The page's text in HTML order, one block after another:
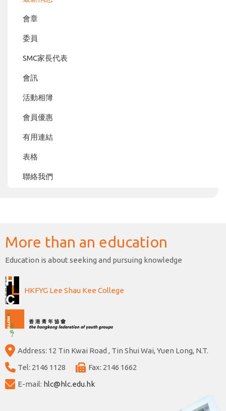
會章
委員
SMC家長代表
會訊
活動相簿
會員優惠
有用連結
表格
聯絡我們
More than an education
Education is about seeking and pursuing knowledge
HKFYG Lee Shau Kee College
Address: 12 Tin Kwai Road , Tin Shui Wai, Yuen Long, N.T.
Tel: 2146 1128
Fax: 2146 1662
E-mail: hlc@hlc.edu.hk